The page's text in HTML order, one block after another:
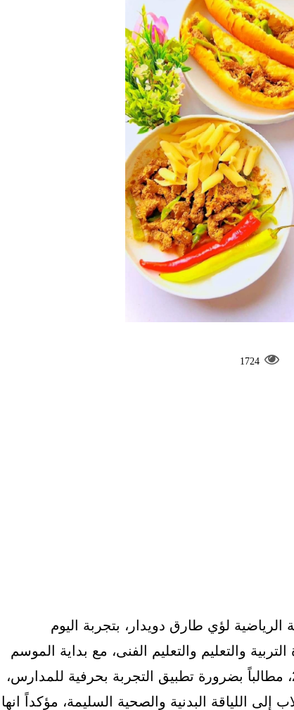
1724
الرياضية لؤي طارق دويدار، بتجربة اليوم
والتعليم والتعليم الفنى، مع بداية الموسم
الدراسي الجديد 2022/2023، مطالباً بضرورة تطبيق التجربة بحرفية للمدارس،
اللياقة البدنية والصحية السليمة، مؤكداً انها